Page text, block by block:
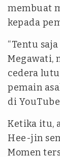
membuat
kepada
“Tentu
Megawati,
cedera
pemain
di
Ketika itu,
Hee-jin
Momen